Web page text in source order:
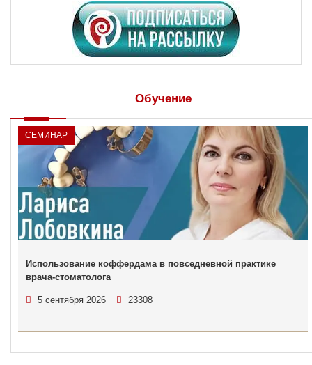
Обучение
СЕМИНАР
Использование коффердама в повседневной практике
врача-стоматолога
5 сентября 2026 23308